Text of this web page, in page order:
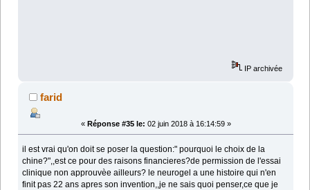
IP archivée
farid
« Réponse #35 le: 02 juin 2018 à 16:14:59 »
il est vrai qu'on doit se poser la question:" pourquoi le choix de la
chine?",,est ce pour des raisons financieres?de permission de l'essai
clinique non approuvèe ailleurs? le neurogel a une histoire qui n'en
finit pas 22 ans apres son invention,,je ne sais quoi penser,ce que je